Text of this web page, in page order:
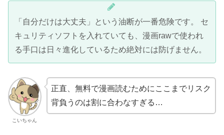
「自分だけは大丈夫」という油断が一番危険です。 セ
キュリティソフトを入れていても、漫画rawで使われ
る手口は日々進化しているため絶対には防げません。
こいちゃん
正直、無料で漫画読むためにここまでリスク
背負うのは割に合わなすぎる…